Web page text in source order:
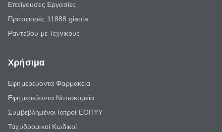
Επείγουσες Εργασίες
Προσφορές 11888 giaola
Ραντεβού με Τεχνικούς
Χρήσιμα
Εφημερεύοντα Φαρμακεία
Εφημερεύοντα Νοσοκομεία
Συμβεβλημένοι Ιατροί ΕΟΠΥΥ
Ταχυδρομικοί Κωδικοί